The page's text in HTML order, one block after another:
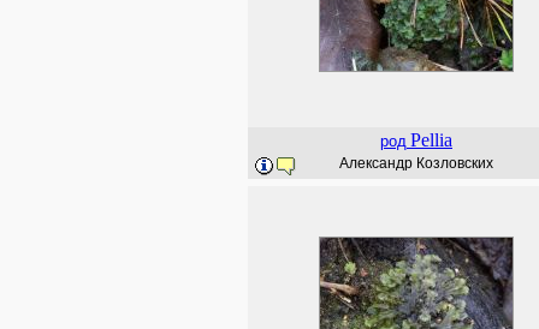
род Pellia
Александр Козловских